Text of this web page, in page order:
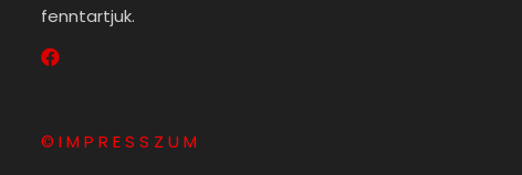
fenntartjuk.
© I M P R E S S Z U M